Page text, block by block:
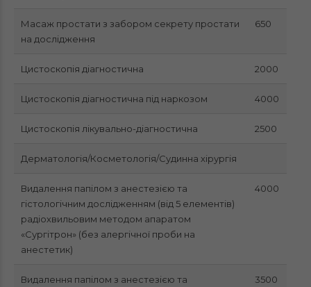
Масаж простати з забором секрету простати
на дослідження
650
Цистоскопія діагностична 2000
Цистоскопія діагностична під наркозом 4000
Цистоскопія лікувально-діагностична 2500
Дерматологія/Косметологія/Судинна хірургія
Видалення папілом з анестезією та
гістологічним дослідженням (від 5 елементів)
радіохвильовим методом апаратом
«Сургітрон» (без алергічної проби на
анестетик)
4000
Видалення папілом з анестезією та
3500